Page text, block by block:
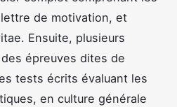
de motivation, et
Ensuite, plusieurs
épreuves dites de
tests écrits évaluant les
en culture générale